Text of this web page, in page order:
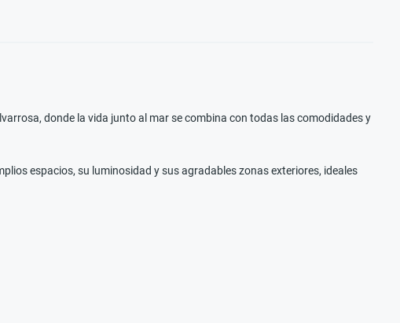
donde la vida junto al mar se combina con todas las comodidades y
espacios, su luminosidad y sus agradables zonas exteriores, ideales